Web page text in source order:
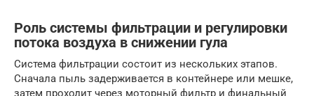
Роль системы фильтрации и регулировки
потока воздуха в снижении гула
Система фильтрации состоит из нескольких этапов.
Сначала пыль задерживается в контейнере или мешке,
затем проходит через моторный фильтр и финальный